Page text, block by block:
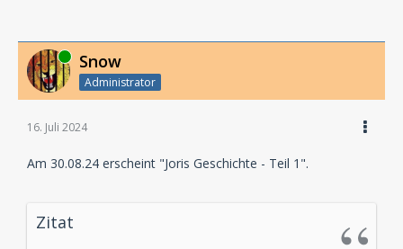
Online Snow
Administrator
16. Juli 2024
Am 30.08.24 erscheint "Joris Geschichte - Teil 1".
Zitat